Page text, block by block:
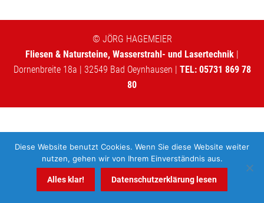
© JÖRG HAGEMEIER
Fliesen & Natursteine, Wasserstrahl- und Lasertechnik |
Dornenbreite 18a | 32549 Bad Oeynhausen | TEL: 05731 869 78
80
Diese Website benutzt Cookies. Wenn Sie diese Website weiter
nutzen, gehen wir von Ihrem Einverständnis aus.
Alles klar! Datenschutzerklärung lesen